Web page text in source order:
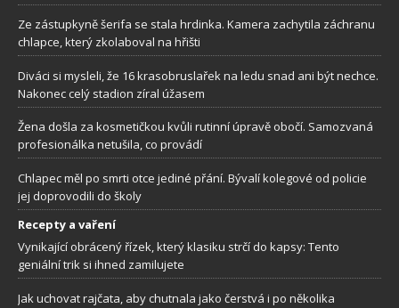
Ze zástupkyně šerifa se stala hrdinka. Kamera zachytila záchranu
chlapce, který zkolaboval na hřišti
Diváci si mysleli, že 16 krasobruslařek na ledu snad ani být nechce.
Nakonec celý stadion zíral úžasem
Žena došla za kosmetičkou kvůli rutinní úpravě obočí. Samozvaná
profesionálka netušila, co provádí
Chlapec měl po smrti otce jediné přání. Bývalí kolegové od policie
jej doprovodili do školy
Recepty a vaření
Vynikající obrácený řízek, který klasiku strčí do kapsy: Tento
geniální trik si ihned zamilujete
Jak uchovat rajčata, aby chutnala jako čerstvá i po několika